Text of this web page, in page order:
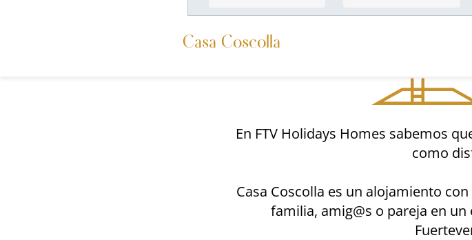
Casa Coscolla
En FTV Holidays Homes sabemos
como
Casa Coscolla es un alojamiento
familia, amig@s o pareja en